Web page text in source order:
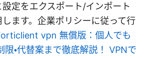
定をエクスポート/インポート
ます。企業ポリシーに従って行
vpn 無償版：個人でも
限・代替案まで徹底解説！ VPNで